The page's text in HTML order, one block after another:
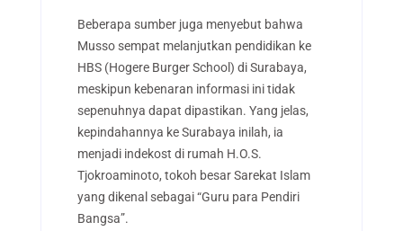
Beberapa sumber juga menyebut bahwa
Musso sempat melanjutkan pendidikan ke
HBS (Hogere Burger School) di Surabaya,
meskipun kebenaran informasi ini tidak
sepenuhnya dapat dipastikan. Yang jelas,
kepindahannya ke Surabaya inilah, ia
menjadi indekost di rumah H.O.S.
Tjokroaminoto, tokoh besar Sarekat Islam
yang dikenal sebagai “Guru para Pendiri
Bangsa”.